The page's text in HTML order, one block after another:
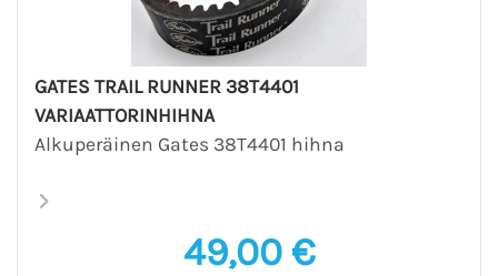
GATES TRAIL RUNNER 38T4401
VARIAATTORINHIHNA
Alkuperäinen Gates 38T4401 hihna
49,00 €